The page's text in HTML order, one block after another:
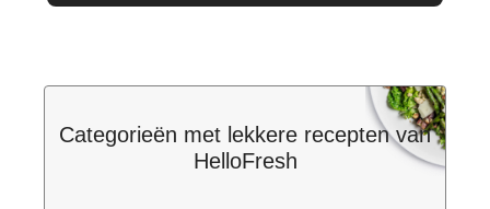
Categorieën met lekkere recepten van
HelloFresh